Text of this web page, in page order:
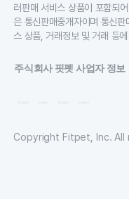
러판매 서비스 상품이 포함되
은 통신판매중개자이며 통신
스 상품, 거래정보 및 거래 등
주식회사 핏펫 사업자 정보
Copyright Fitpet, Inc. All